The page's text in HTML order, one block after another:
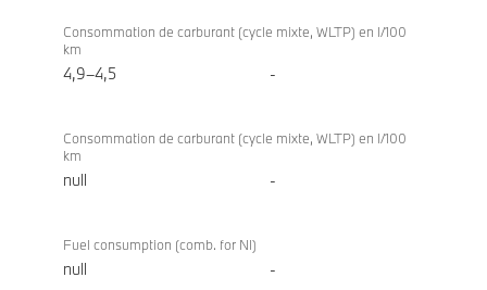
émissions
sDrive20d
Consommation de carburant (cycle mixte, WLTP) en l/100
km
4,9–4,5 -
Consommation de carburant (cycle mixte, WLTP) en l/100
km
null -
Fuel consumption (comb. for NI)
null -